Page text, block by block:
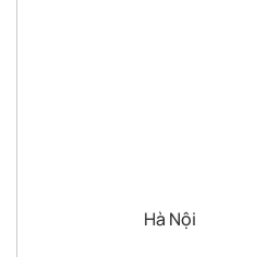
Hà Nội